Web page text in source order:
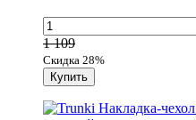
1 109
Скидка 28%